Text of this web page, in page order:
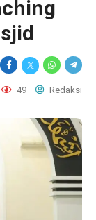
49 Redaksi